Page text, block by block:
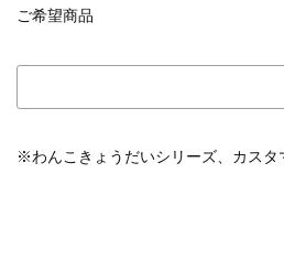
ご希望商品
※わんこきょうだいシリーズ、カスタ